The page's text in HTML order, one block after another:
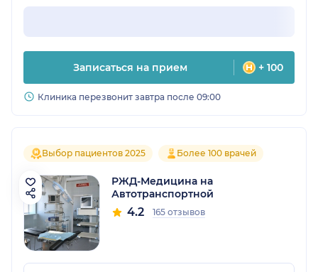
Записаться на прием + 100
Клиника перезвонит завтра после 09:00
Выбор пациентов 2025 Более 100 врачей
РЖД-Медицина на
Автотранспортной
4.2 165 отзывов